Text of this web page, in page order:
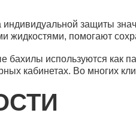
индивидуальной защиты
жидкостями, помогают
бахилы используются как
кабинетах. Во многих